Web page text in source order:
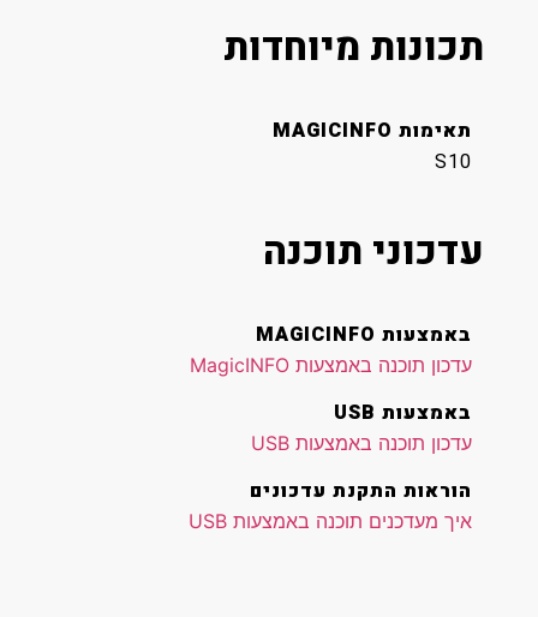
תכונות מיוחדות
תאימות MAGICINFO
S10
עדכוני תוכנה
באמצעות MAGICINFO
עדכון תוכנה באמצעות MagicINFO
באמצעות USB
עדכון תוכנה באמצעות USB
הוראות התקנת עדכונים
איך מעדכנים תוכנה באמצעות USB